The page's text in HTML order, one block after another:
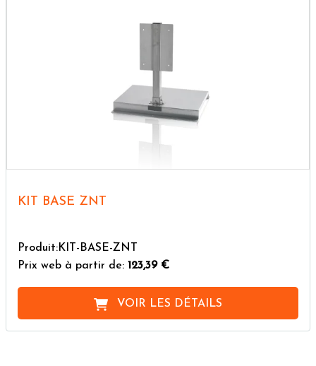
KIT BASE ZNT
Produit:KIT-BASE-ZNT
Prix web à partir de: 123,39 €
VOIR LES DÉTAILS